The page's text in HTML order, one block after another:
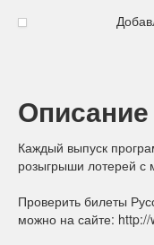
Описание
Каждый выпуск
розыгрыши лотерей с
Проверить билеты
можно на сайте: